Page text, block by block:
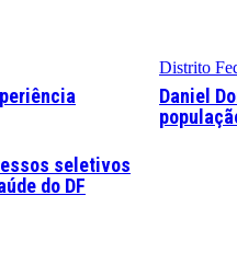
Distrito
Daniel
seletivos
do DF